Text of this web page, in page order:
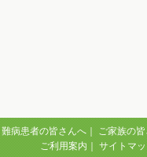
難病患者の皆さんへ｜ ご家族の
ご利用案内｜ サイトマ